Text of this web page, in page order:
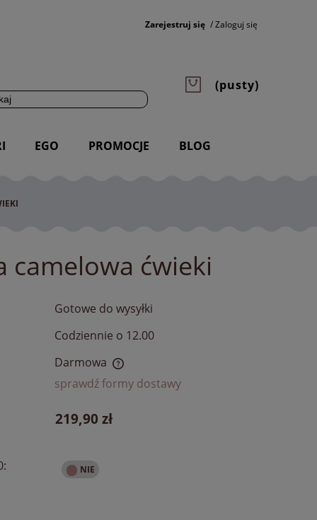
Zarejestruj się Zaloguj się
(pusty)
EGO PROMOCJE BLOG
camelowa ćwieki
Gotowe do wysyłki
Codziennie o 12.00
Darmowa
sprawdź formy dostawy
219,90 zł